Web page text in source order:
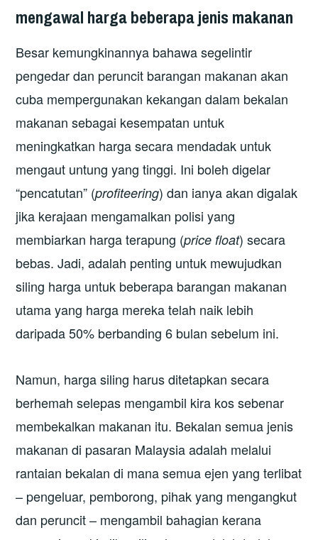
mengawal harga beberapa jenis makanan
Besar kemungkinannya bahawa segelintir
pengedar dan peruncit barangan makanan akan
cuba mempergunakan kekangan dalam bekalan
makanan sebagai kesempatan untuk
meningkatkan harga secara mendadak untuk
mengaut untung yang tinggi. Ini boleh digelar
“pencatutan” (profiteering) dan ianya akan digalak
jika kerajaan mengamalkan polisi yang
membiarkan harga terapung (price float) secara
bebas. Jadi, adalah penting untuk mewujudkan
siling harga untuk beberapa barangan makanan
utama yang harga mereka telah naik lebih
daripada 50% berbanding 6 bulan sebelum ini.
Namun, harga siling harus ditetapkan secara
berhemah selepas mengambil kira kos sebenar
membekalkan makanan itu. Bekalan semua jenis
makanan di pasaran Malaysia adalah melalui
rantaian bekalan di mana semua ejen yang terlibat
– pengeluar, pemborong, pihak yang mengangkut
dan peruncit – mengambil bahagian kerana